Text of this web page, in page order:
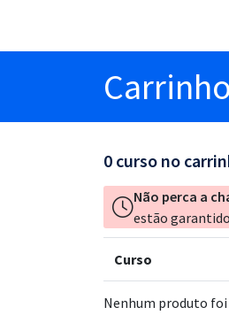
Carrinho
0 curso no
Não perca a
estão
Curso
Nenhum produto